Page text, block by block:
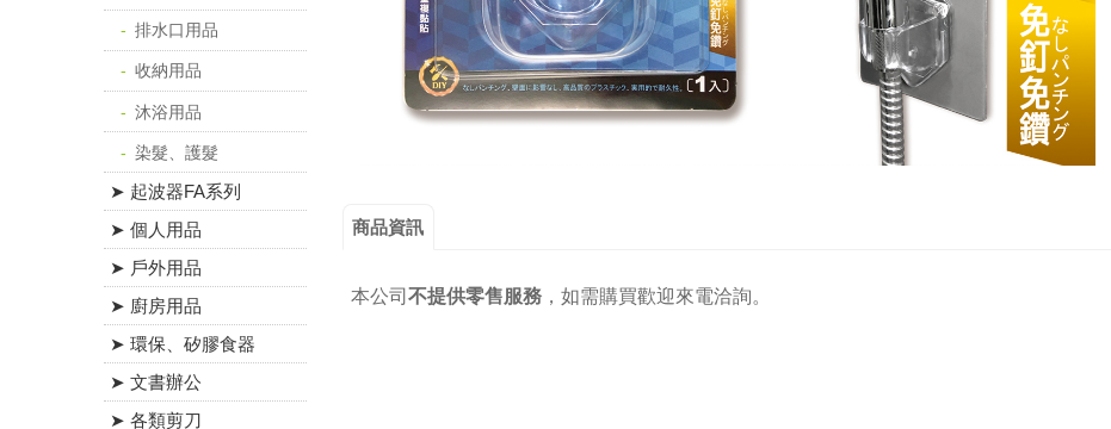
排水口用品
收納用品
沐浴用品
染髮、護髮
➤ 起波器FA系列
➤ 個人用品
➤ 戶外用品
➤ 廚房用品
➤ 環保、矽膠食器
➤ 文書辦公
➤ 各類剪刀
商品資訊
本公司不提供零售服務 ，如需購買歡迎來電洽詢。